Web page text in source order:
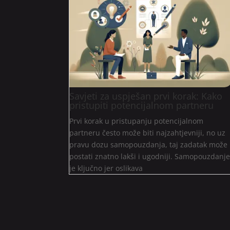
Savjeti za uspješan prvi korak: Kako
pristupiti potencijalnom partneru
Prvi korak u pristupanju potencijalnom
partneru često može biti najzahtjevniji, no uz
pravu dozu samopouzdanja, taj zadatak može
postati znatno lakši i ugodniji. Samopouzdanje
je ključno jer oslikava